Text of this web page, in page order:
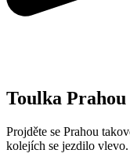
Toulka
Projděte se Prahou
kolejích se jezdilo